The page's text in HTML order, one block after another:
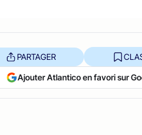
PARTAGER
Ajouter Atlantico en favori sur